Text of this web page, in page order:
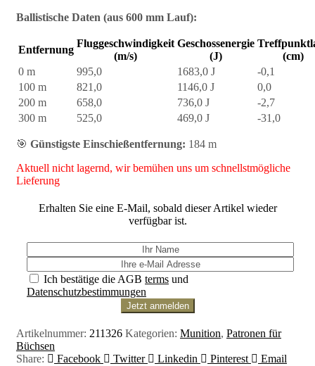
Ballistische Daten (aus 600 mm Lauf):
Entfernung
Fluggeschwindigkeit
(m/s)
Geschossenergie
(J)
(cm)
0 m
995,0 1683,0 J
-0,1
100 m
821,0 1146,0 J
0,0
200 m
658,0 736,0 J
-2,7
300 m
525,0 469,0 J -31,0
🎯 Günstigste Einschießentfernung: 184 m
Aktuell nicht lagernd, wir bemühen uns um schnellstmögliche
Lieferung
Erhalten Sie eine E-Mail, sobald dieser Artikel wieder
verfügbar ist.
Ich bestätige die AGB terms und
Datenschutzbestimmungen
Artikelnummer: 211326 Kategorien: Munition, Patronen für
Büchsen
Share:
Facebook Twitter Linkedin Pinterest
Email